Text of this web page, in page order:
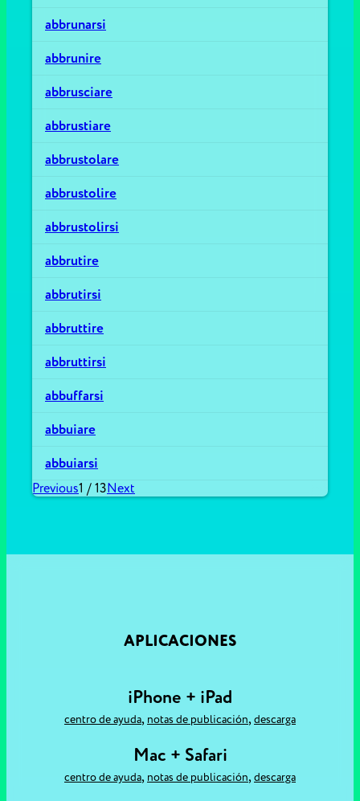
abbrunarsi
abbrunire
abbrusciare
abbrustiare
abbrustolare
abbrustolire
abbrustolirsi
abbrutire
abbrutirsi
abbruttire
abbruttirsi
abbuffarsi
abbuiare
abbuiarsi
Previous1 / 13Next
APLICACIONES
iPhone + iPad
centro de ayuda, notas de publicación, descarga
Mac + Safari
centro de ayuda, notas de publicación, descarga